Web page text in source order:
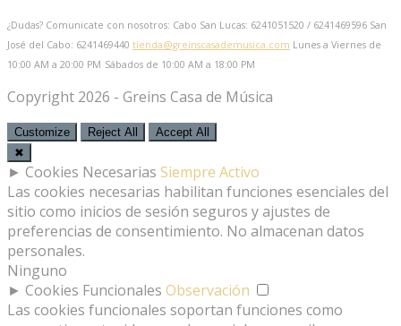
¿Dudas? Comunicate con nosotros: Cabo San Lucas: 6241051520 / 6241469596 San
José del Cabo: 6241469440 tienda@greinscasademusica.com Lunes a Viernes de
10:00 AM a 20:00 PM Sábados de 10:00 AM a 18:00 PM
Copyright 2026 - Greins Casa de Música
Customize Reject All
Accept All
✖
► Cookies Necesarias Siempre Activo
Las cookies necesarias habilitan funciones esenciales del
sitio como inicios de sesión seguros y ajustes de
preferencias de consentimiento. No almacenan datos
personales.
Ninguno
► Cookies Funcionales Observación
Las cookies funcionales soportan funciones como